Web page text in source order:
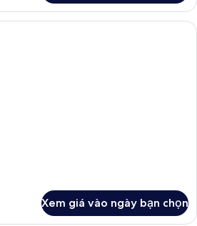
Két bảo mật tại phòng, bàn, khu
Xem giá vào ngày bạn chọn